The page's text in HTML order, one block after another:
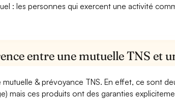
: les personnes qui exercent une activité
entre une mutuelle TNS et
& prévoyance TNS. En effet, ce sont
mais ces produits ont des garanties